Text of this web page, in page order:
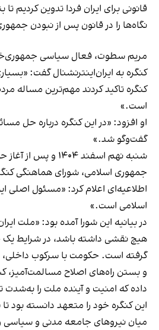
قانونی برای ایران فردا تدوین کردیم
نگاه‌ها را در قانون پس از نبودن
مریم سطوت، فعال سیاسی
کنگره به ایران‌اینترنشنال گفت:
کنگره تاکید کردند مهم‌ترین مساله
است.»
او افزود: «در این کنگره درباره حل
گفت‌وگو شد.»
شنبه نهم اسفند ۱۴۰۴
جمهوری اسلامی، شورای هماهنگی
اطلاعیه‌ای اعلام کرد: «مسئول اصلی
اسلامی است.»
در بیانیه این شورا آمده بود: «ملت
هیچ نقشی داشته باشد، در شرایط یک
گرفته است. حکومت با سرکوب داخلی،
و بستن راه‌های اصلاح مسالمت‌آمیز،
داده که امنیت و آینده ملت را به‌شدت
این کنگره خود را متعهد دانسته بود
میان نیروهای جامعه مدنی ‌و سیاسی